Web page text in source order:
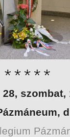
szombat,